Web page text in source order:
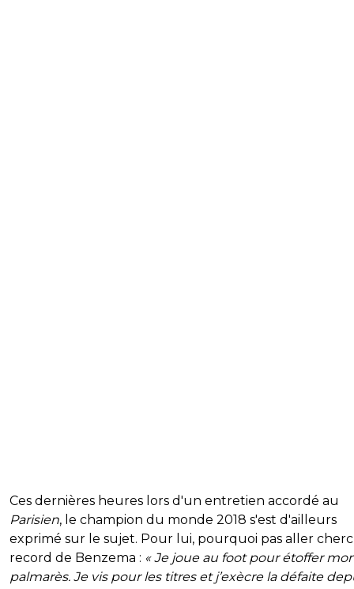
Ces dernières heures lors d'un entretien accordé au
Parisien, le champion du monde 2018 s'est d'ailleurs
exprimé sur le sujet. Pour lui, pourquoi pas aller
record de Benzema : « Je joue au foot pour étoffer
palmarès. Je vis pour les titres et j’exècre la défaite